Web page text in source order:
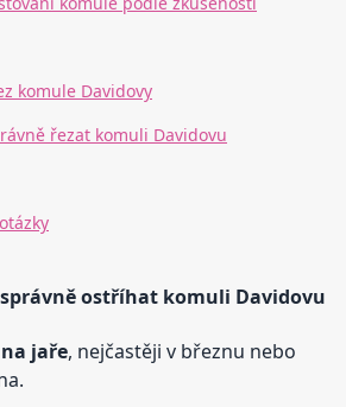
komule Davidovy
řezat komuli Davidovu
ostříhat komuli Davidovu
jaře, nejčastěji v březnu nebo